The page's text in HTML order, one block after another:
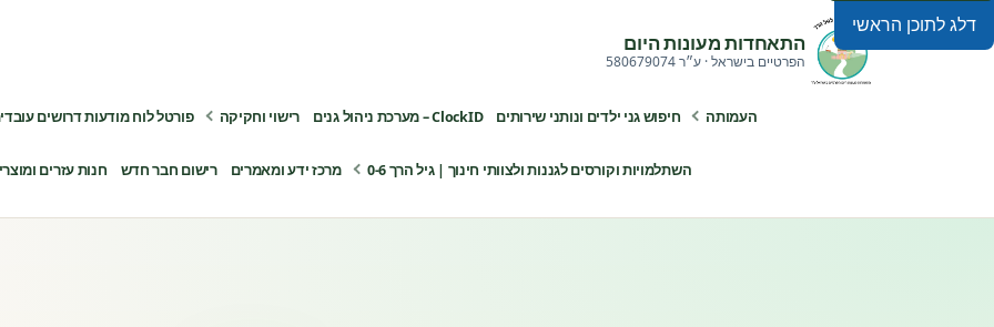
דלג לתוכן הראשי
התאחדות מעונות היום
הפרטיים בישראל · ע״ר 580679074
העמותה חיפוש גני ילדים ונותני שירותים ClockID – מערכת ניהול גנים רישוי וחקיקה פורטל לוח מודעות דרושים
השתלמויות וקורסים לגננות ולצוותי חינוך | גיל הרך 0-6 מרכז ידע ומאמרים רישום חבר חדש חנות עזרים